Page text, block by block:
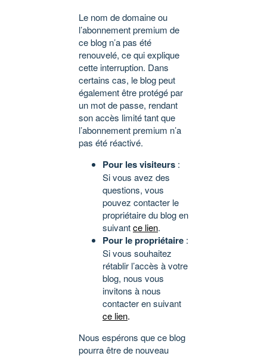
Le nom de domaine ou
l’abonnement premium de
ce blog n’a pas été
renouvelé, ce qui explique
cette interruption. Dans
certains cas, le blog peut
également être protégé par
un mot de passe, rendant
son accès limité tant que
l’abonnement premium n’a
pas été réactivé.
Pour les visiteurs :
Si vous avez des
questions, vous
pouvez contacter le
propriétaire du blog en
suivantce lien.
Pour le propriétaire :
Si vous souhaitez
rétablir l’accès à votre
blog, nous vous
invitons à nous
contacter en suivant
ce lien.
Nous espérons que ce blog
pourra être de nouveau